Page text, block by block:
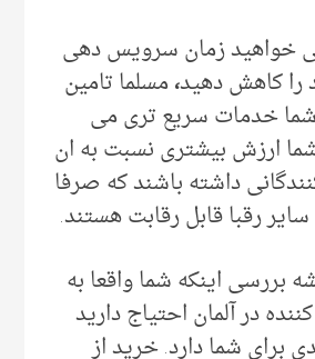
خواهید زمان سرویس دهی
را کاهش دهید،مسلما تامین
شما خدمات سریع تری می
ارزش بیشتری نسبت به ان
داشته باشند که صرفا
رقبا قابل رقابت هستند.
بررسی اینکه شما واقعا به
در آلمان احتیاج دارید
برای شما دارد. خرید از